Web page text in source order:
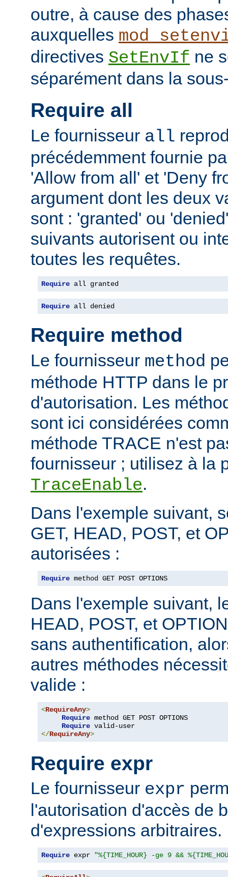
outre, à cause des
auxquelles
directives SetEnvIf ne
séparément dans la
Require all
Le fournisseur all
précédemment fournie
'Allow from all' et 'Deny
argument dont les deux
sont : 'granted' ou
suivants autorisent ou
toutes les requêtes.
Require all granted
Require all denied
Require method
Le fournisseur method
méthode HTTP dans le
d'autorisation. Les
sont ici considérées
méthode TRACE n'est
fournisseur ; utilisez à la
TraceEnable.
Dans l'exemple suivant,
GET, HEAD, POST, et
autorisées :
Require method GET POST OPTIONS
Dans l'exemple suivant,
HEAD, POST, et
sans authentification,
autres méthodes
valide :
<RequireAny>
Require method GET POST OPTIONS
Require
</RequireAny>
Require expr
Le fournisseur expr
l'autorisation d'accès de
d'expressions arbitraires.
Require expr "%{TIME_HOUR} -ge 9 &&